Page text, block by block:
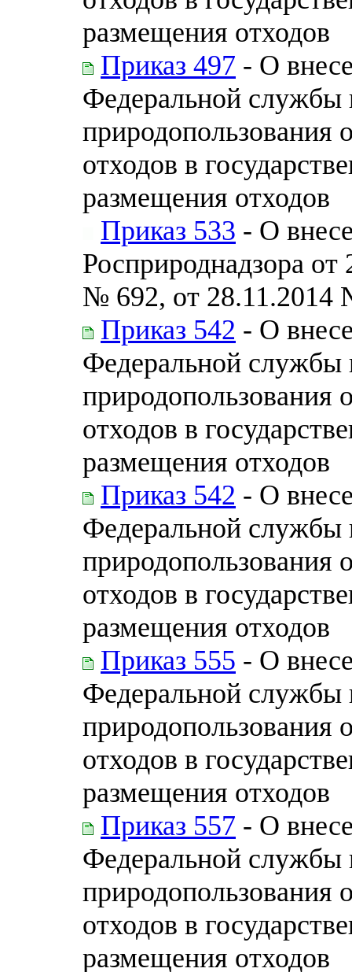
размещения отходов
Приказ 497 - О
Федеральной службы
природопользования
отходов в
размещения отходов
Приказ 533 - О
Росприроднадзора
№ 692, от 28.11.2014
Приказ 542 - О
Федеральной службы
природопользования
отходов в
размещения отходов
Приказ 542 - О
Федеральной службы
природопользования
отходов в
размещения отходов
Приказ 555 - О
Федеральной службы
природопользования
отходов в
размещения отходов
Приказ 557 - О
Федеральной службы
природопользования
отходов в
размещения отходов